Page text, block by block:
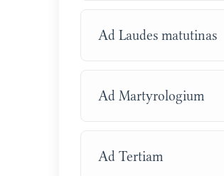
Ad Laudes matutinas
Ad Martyrologium
Ad Tertiam